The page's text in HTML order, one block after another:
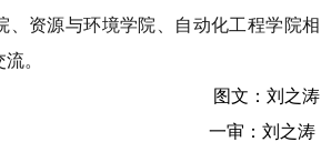
、资源与环境学院、自动化工程学院相
流。
图文：刘之涛
一审：刘之涛